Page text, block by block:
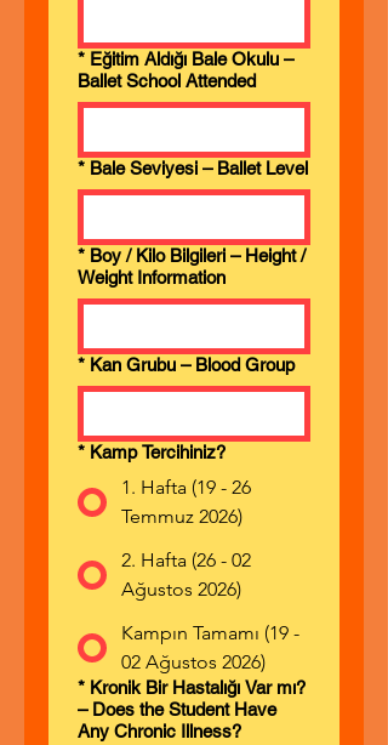
* Eğitim Aldığı Bale Okulu –
Ballet School Attended
* Bale Seviyesi – Ballet Level
* Boy / Kilo Bilgileri – Height /
Weight Information
* Kan Grubu – Blood Group
* Kamp Tercihiniz?
1. Hafta (19 - 26
Temmuz 2026)
2. Hafta (26 - 02
Ağustos 2026)
Kampın Tamamı (19 -
02 Ağustos 2026)
* Kronik Bir Hastalığı Var mı?
– Does the Student Have
Any Chronic Illness?